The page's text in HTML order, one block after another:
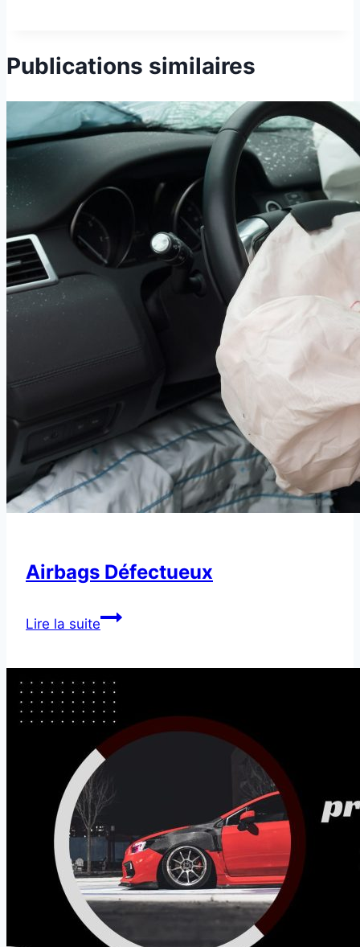
Publications similaires
Airbags Défectueux
Lire la suiteAirbags